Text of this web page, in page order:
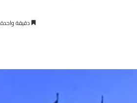
دقيقة واحدة